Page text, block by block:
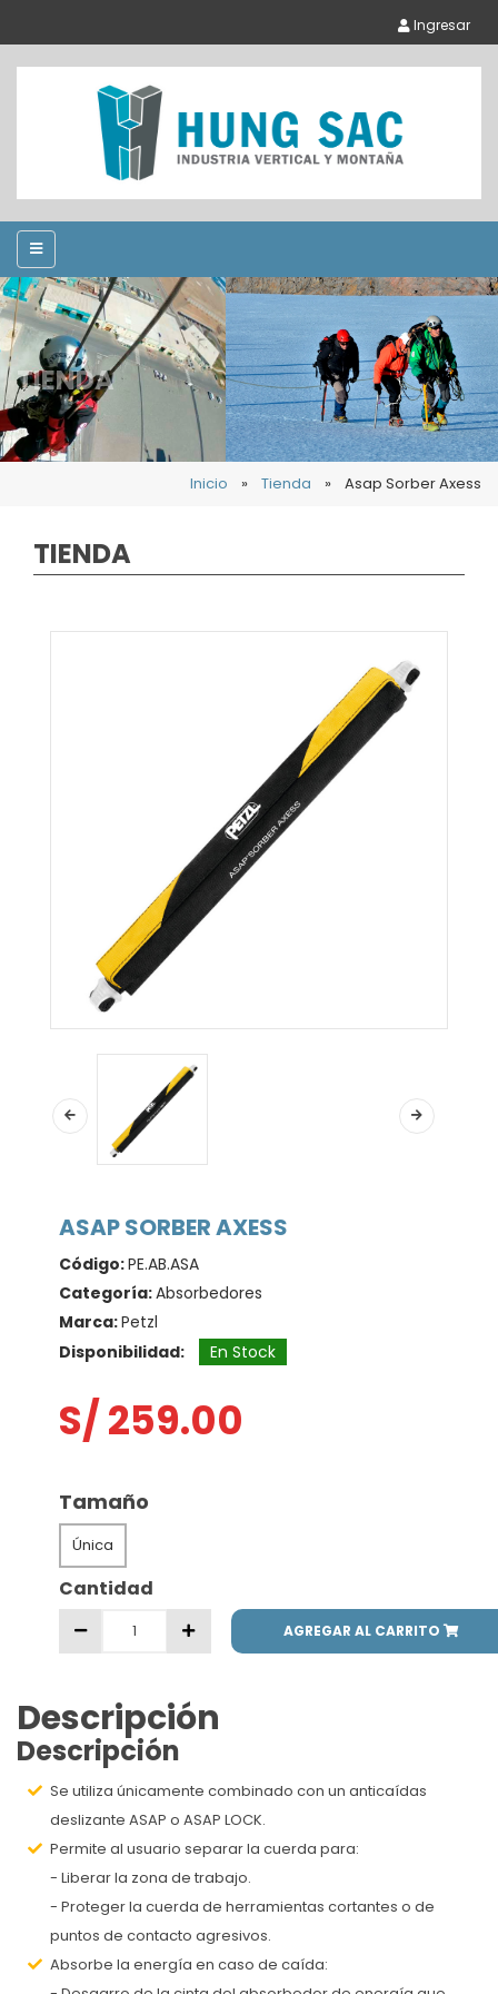
Ingresar
TIENDA
Inicio » Tienda » Asap Sorber Axess
TIENDA
ASAP SORBER AXESS
Código:PE.AB.ASA
Categoría:Absorbedores
Marca:Petzl
Disponibilidad:
En Stock
S/ 259.00
Tamaño
Única
Cantidad
AGREGAR AL CARRITO
Descripción
Descripción
Se utiliza únicamente combinado con un anticaídas
deslizante ASAP o ASAP LOCK.
Permite al usuario separar la cuerda para:
- Liberar la zona de trabajo.
- Proteger la cuerda de herramientas cortantes o de
puntos de contacto agresivos.
Absorbe la energía en caso de caída: